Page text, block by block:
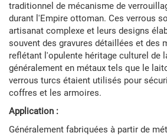
traditionnel de mécanisme de
durant l'Empire ottoman. Ces verrous
artisanat complexe et leurs designs
souvent des gravures détaillées et des
reflétant l'opulente héritage culturel de
généralement en métaux tels que le
verrous turcs étaient utilisés pour
coffres et les armoires.
Application :
Généralement fabriquées à partir de